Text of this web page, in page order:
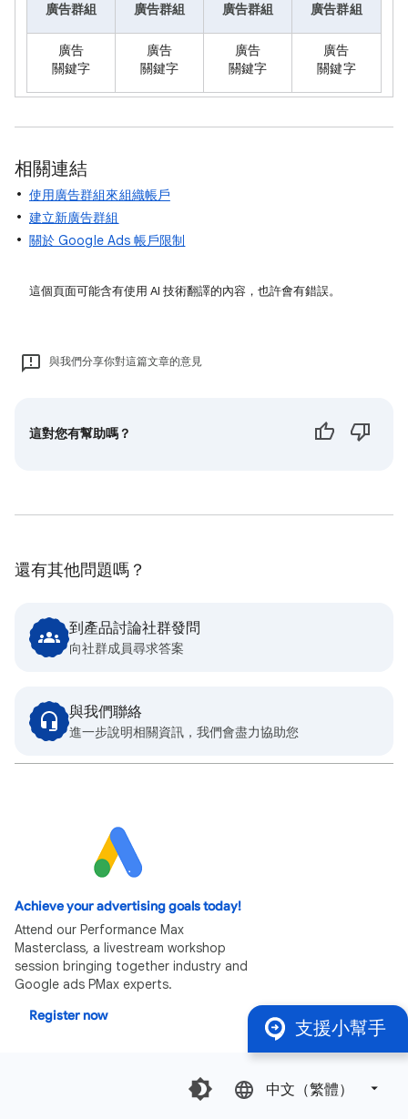
廣告群組 廣告群組 廣告群組 廣告群組
廣告
關鍵字
廣告
關鍵字
廣告
關鍵字
廣告
關鍵字
相關連結
使用廣告群組來組織帳戶
建立新廣告群組
關於 Google Ads 帳戶限制
這個頁面可能含有使用 AI 技術翻譯的內容，也許會有錯誤。
與我們分享你對這篇文章的意見
這對您有幫助嗎？
還有其他問題嗎？
到產品討論社群發問
向社群成員尋求答案
與我們聯絡
進一步說明相關資訊，我們會盡力協助您
Achieve your advertising goals today!
Attend our Performance Max
Masterclass, a livestream workshop
session bringing together industry and
Google ads PMax experts.
Register now
中文（繁體）‎
支援小幫手